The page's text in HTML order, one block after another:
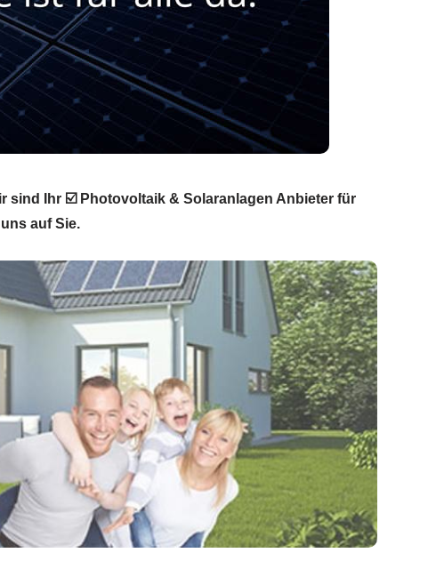
Ihr ☑️ Photovoltaik & Solaranlagen Anbieter für
auf Sie.